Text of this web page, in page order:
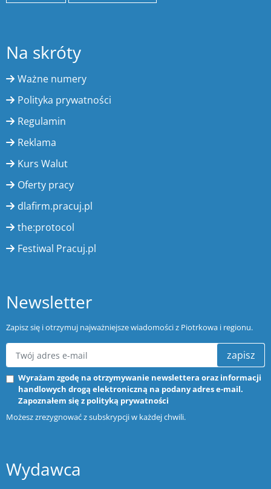
Na skróty
Ważne numery
Polityka prywatności
Regulamin
Reklama
Kurs Walut
Oferty pracy
dlafirm.pracuj.pl
the:protocol
Festiwal Pracuj.pl
Newsletter
Zapisz się i otrzymuj najważniejsze wiadomości z Piotrkowa i regionu.
zapisz
Wyrażam zgodę na otrzymywanie newslettera oraz informacji
handlowych drogą elektroniczną na podany adres e-mail.
Zapoznałem się z polityką prywatności
Możesz zrezygnować z subskrypcji w każdej chwili.
Wydawca